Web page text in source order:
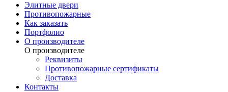
Элитные двери
Противопожарные
Как заказать
Портфолио
О производителе
О производителе
Реквизиты
Противопожарные сертификаты
Доставка
Контакты